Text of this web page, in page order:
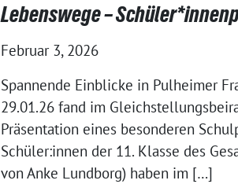
Lebenswege –
Februar 3, 2026
Spannende Einblicke in Pulheimer
29.01.26 fand im
Präsentation eines besonderen
Schüler:innen der 11. Klasse des
von Anke Lundborg) haben im […]